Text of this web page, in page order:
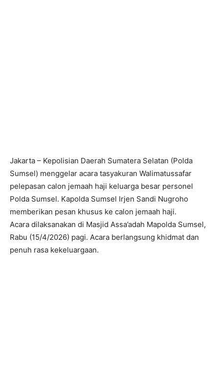
Jakarta – Kepolisian Daerah Sumatera Selatan (Polda
Sumsel) menggelar acara tasyakuran Walimatussafar
pelepasan calon jemaah haji keluarga besar personel
Polda Sumsel. Kapolda Sumsel Irjen Sandi Nugroho
memberikan pesan khusus ke calon jemaah haji.
Acara dilaksanakan di Masjid Assa’adah Mapolda Sumsel,
Rabu (15/4/2026) pagi. Acara berlangsung khidmat dan
penuh rasa kekeluargaan.